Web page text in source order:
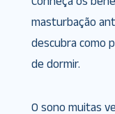
masturbação
descubra como
de dormir.
O sono muitas